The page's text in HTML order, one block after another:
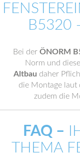
B5320
Bei der ÖNORM
Norm und
Altbau daher
die Montage laut
zudem die
FAQ –
THEMA